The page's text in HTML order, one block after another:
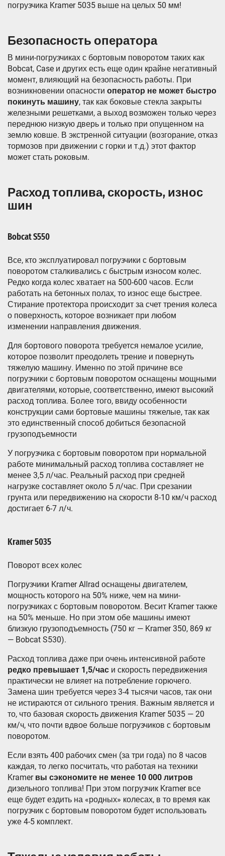
погрузчика Kramer 5035 выше на целых 50 мм!
Безопасность оператора
В мини-погрузчиках с бортовым поворотом таких как
Bobcat, Case и других есть еще один крайне негативный
момент, влияющий на безопасность работы. При
возникновении опасности оператор не может быстро
покинуть машину, так как боковые стекла закрыты
железными решетками, а выход возможен только через
переднюю низкую дверь и только при опущенном на
землю ковше. В экстренной ситуации (возгорание, отказ
тормозов при движении с горки и т.д.) этот фактор
может стать роковым.
Расход топлива, скорость, износ
шин
Bobcat S550
Все, кто эксплуатировал погрузчики с бортовым
поворотом сталкивались с быстрым износом колес.
Редко когда колес хватает на 500-600 часов. Если
работать на бетонных полах, то износ еще быстрее.
Стирание протектора происходит за счет трения колеса
о поверхность, которое возникает при любом
изменении направления движения.
Для бортового поворота требуется немалое усилие,
которое позволит преодолеть трение и повернуть
тяжелую машину. Именно по этой причине все
погрузчики с бортовым поворотом оснащены мощными
двигателями, которые, соответственно, имеют высокий
расход топлива. Более того, ввиду особенности
конструкции сами бортовые машины тяжелые, так как
это единственный способ добиться безопасной
грузоподъемности
У погрузчика с бортовым поворотом при нормальной
работе минимальный расход топлива составляет не
менее 3,5 л/час. Реальный расход при средней
нагрузке составляет около 5 л/час. При срезании
грунта или передвижению на скорости 8-10 км/ч расход
достигает 6-7 л/ч.
Kramer 5035
Поворот всех колес
Погрузчики Kramer Allrad оснащены двигателем,
мощность которого на 50% ниже, чем на мини-
погрузчиках с бортовым поворотом. Весит Kramer также
на 50% меньше. Но при этом обе машины имеют
близкую грузоподъемность (750 кг — Kramer 350, 869 кг
— Bobcat S530).
Расход топлива даже при очень интенсивной работе
редко превышает 1,5/час и скорость передвижения
практически не влияет на потребление горючего.
Замена шин требуется через 3-4 тысячи часов, так они
не истираются от сильного трения. Важным является и
то, что базовая скорость движения Kramer 5035 — 20
км/ч, что почти вдвое больше погрузчиков с бортовым
поворотом.
Если взять 400 рабочих смен (за три года) по 8 часов
каждая, то легко посчитать, что работая на техники
Kramer вы сэкономите не менее 10 000 литров
дизельного топлива! При этом погрузчик Kramer все
еще будет ездить на «родных» колесах, в то время как
погрузчик с бортовым поворотом будет использовать
уже 4-5 комплект.